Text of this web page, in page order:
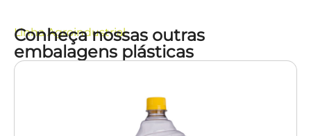
LinhaAgroindustrial
Conheça nossas outras
embalagens plásticas